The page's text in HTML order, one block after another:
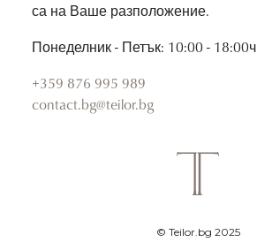
са на Ваше разположение.
Понеделник - Петък: 10:00 - 18:00ч
+359 876 995 989
contact.bg@teilor.bg
© Teilor.bg 2025